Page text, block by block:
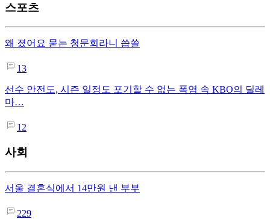
스포츠
왜 졌어요 묻는 청문회라니 씁쓸
13
선수 안전도, 시즌 일정도 포기할 수 없는 폭염 속 KBO의 딜레
마…
12
사회
서울 결혼식에서 14만원 낸 부부
229